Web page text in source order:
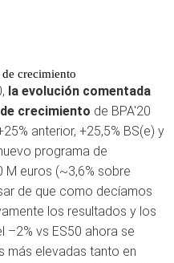
crecimiento
la evolución comentada
crecimiento de BPA'20
anterior, +25,5% BS(e) y
programa de
euros (~3,6% sobre
de que como decíamos
los resultados y los
–2% vs ES50 ahora se
más elevadas tanto en